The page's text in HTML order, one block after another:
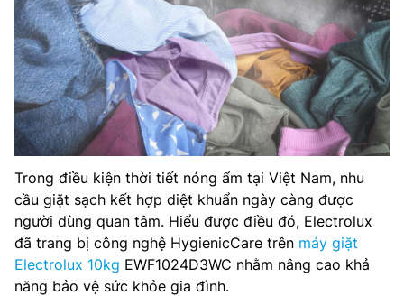
Trong điều kiện thời tiết nóng ẩm tại Việt Nam, nhu
cầu giặt sạch kết hợp diệt khuẩn ngày càng được
người dùng quan tâm. Hiểu được điều đó, Electrolux
đã trang bị công nghệ HygienicCare trên máy giặt
Electrolux 10kg EWF1024D3WC nhằm nâng cao khả
năng bảo vệ sức khỏe gia đình.